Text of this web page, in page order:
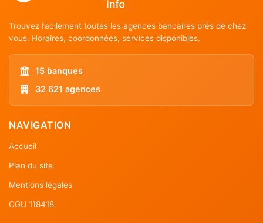
Trouvez facilement toutes les agences bancaires près de chez
vous. Horaires, coordonnées, services disponibles.
15 banques
32 621 agences
NAVIGATION
Accueil
Plan du site
Mentions légales
CGU 118418